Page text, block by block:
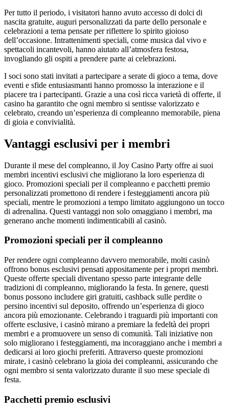
Per tutto il periodo, i visitatori hanno avuto accesso di dolci di
nascita gratuite, auguri personalizzati da parte dello personale e
celebrazioni a tema pensate per riflettere lo spirito gioioso
dell’occasione. Intrattenimenti speciali, come musica dal vivo e
spettacoli incantevoli, hanno aiutato all’atmosfera festosa,
invogliando gli ospiti a prendere parte ai celebrazioni.
I soci sono stati invitati a partecipare a serate di gioco a tema, dove
eventi e sfide entusiasmanti hanno promosso la interazione e il
piacere tra i partecipanti. Grazie a una così ricca varietà di offerte, il
casino ha garantito che ogni membro si sentisse valorizzato e
celebrato, creando un’esperienza di compleanno memorabile, piena
di gioia e convivialità.
Vantaggi esclusivi per i membri
Durante il mese del compleanno, il Joy Casino Party offre ai suoi
membri incentivi esclusivi che migliorano la loro esperienza di
gioco. Promozioni speciali per il compleanno e pacchetti premio
personalizzati promettono di rendere i festeggiamenti ancora più
speciali, mentre le promozioni a tempo limitato aggiungono un tocco
di adrenalina. Questi vantaggi non solo omaggiano i membri, ma
generano anche momenti indimenticabili al casinò.
Promozioni speciali per il compleanno
Per rendere ogni compleanno davvero memorabile, molti casinò
offrono bonus esclusivi pensati appositamente per i propri membri.
Queste offerte speciali diventano spesso parte integrante delle
tradizioni di compleanno, migliorando la festa. In genere, questi
bonus possono includere giri gratuiti, cashback sulle perdite o
persino incentivi sul deposito, offrendo un’esperienza di gioco
ancora più emozionante. Celebrando i traguardi più importanti con
offerte esclusive, i casinò mirano a premiare la fedeltà dei propri
membri e a promuovere un senso di comunità. Tali iniziative non
solo migliorano i festeggiamenti, ma incoraggiano anche i membri a
dedicarsi ai loro giochi preferiti. Attraverso queste promozioni
mirate, i casinò celebrano la gioia dei compleanni, assicurando che
ogni membro si senta valorizzato durante il suo mese speciale di
festa.
Pacchetti premio esclusivi